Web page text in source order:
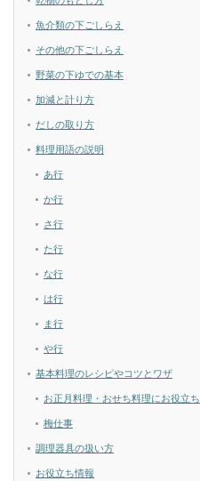
魚介類の下ごしらえ
その他の下ごしらえ
野菜の下ゆでの基本
加減と計り方
だしの取り方
料理用語の説明
あ行
か行
さ行
た行
な行
は行
ま行
や行
基本料理のレシピやコツとワザ
お正月料理・おせち料理にお役立ち
梅仕事
調理器具の扱い方
お役立ち情報